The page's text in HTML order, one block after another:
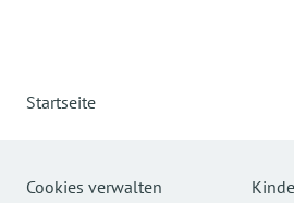
Startseite
Cookies verwalten